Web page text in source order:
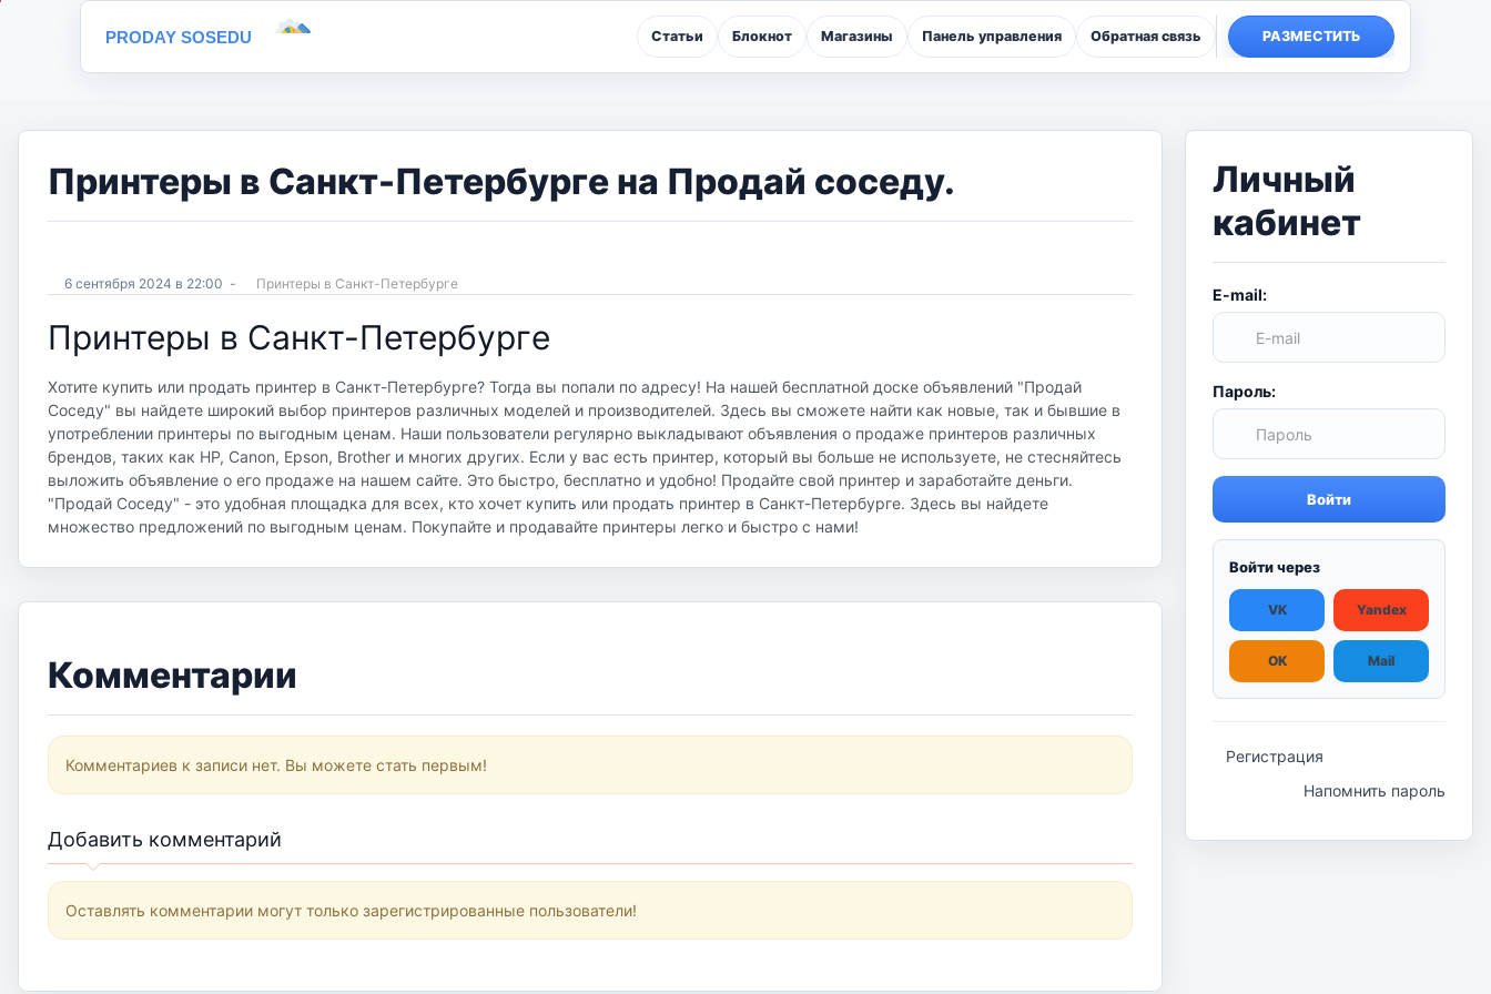
PRODAY SOSEDU Статьи Блокнот Магазины Панель управления Обратная связь РАЗМЕСТИТЬ
Принтеры в Санкт-Петербургe на Продай соседу.
6 сентября 2024 в 22:00 - Принтеры в Санкт-Петербургe
Принтеры в Санкт-Петербургe
Хотите купить или продать принтер в Санкт-Петербурге? Тогда вы попали по адресу! На нашей бесплатной доске объявлений "Продай
Соседу" вы найдете широкий выбор принтеров различных моделей и производителей. Здесь вы сможете найти как новые, так и бывшие в
употреблении принтеры по выгодным ценам. Наши пользователи регулярно выкладывают объявления о продаже принтеров различных
брендов, таких как HP, Canon, Epson, Brother и многих других. Если у вас есть принтер, который вы больше не используете, не стесняйтесь
выложить объявление о его продаже на нашем сайте. Это быстро, бесплатно и удобно! Продайте свой принтер и заработайте деньги.
"Продай Соседу" - это удобная площадка для всех, кто хочет купить или продать принтер в Санкт-Петербурге. Здесь вы найдете
множество предложений по выгодным ценам. Покупайте и продавайте принтеры легко и быстро с нами!
Комментарии
Комментариев к записи нет. Вы можете стать первым!
Добавить комментарий
Оставлять комментарии могут только зарегистрированные пользователи!
Личный
кабинет
E-mail:
Пароль:
Войти
Войти через
VK Yandex
OK Mail
Регистрация
Напомнить пароль